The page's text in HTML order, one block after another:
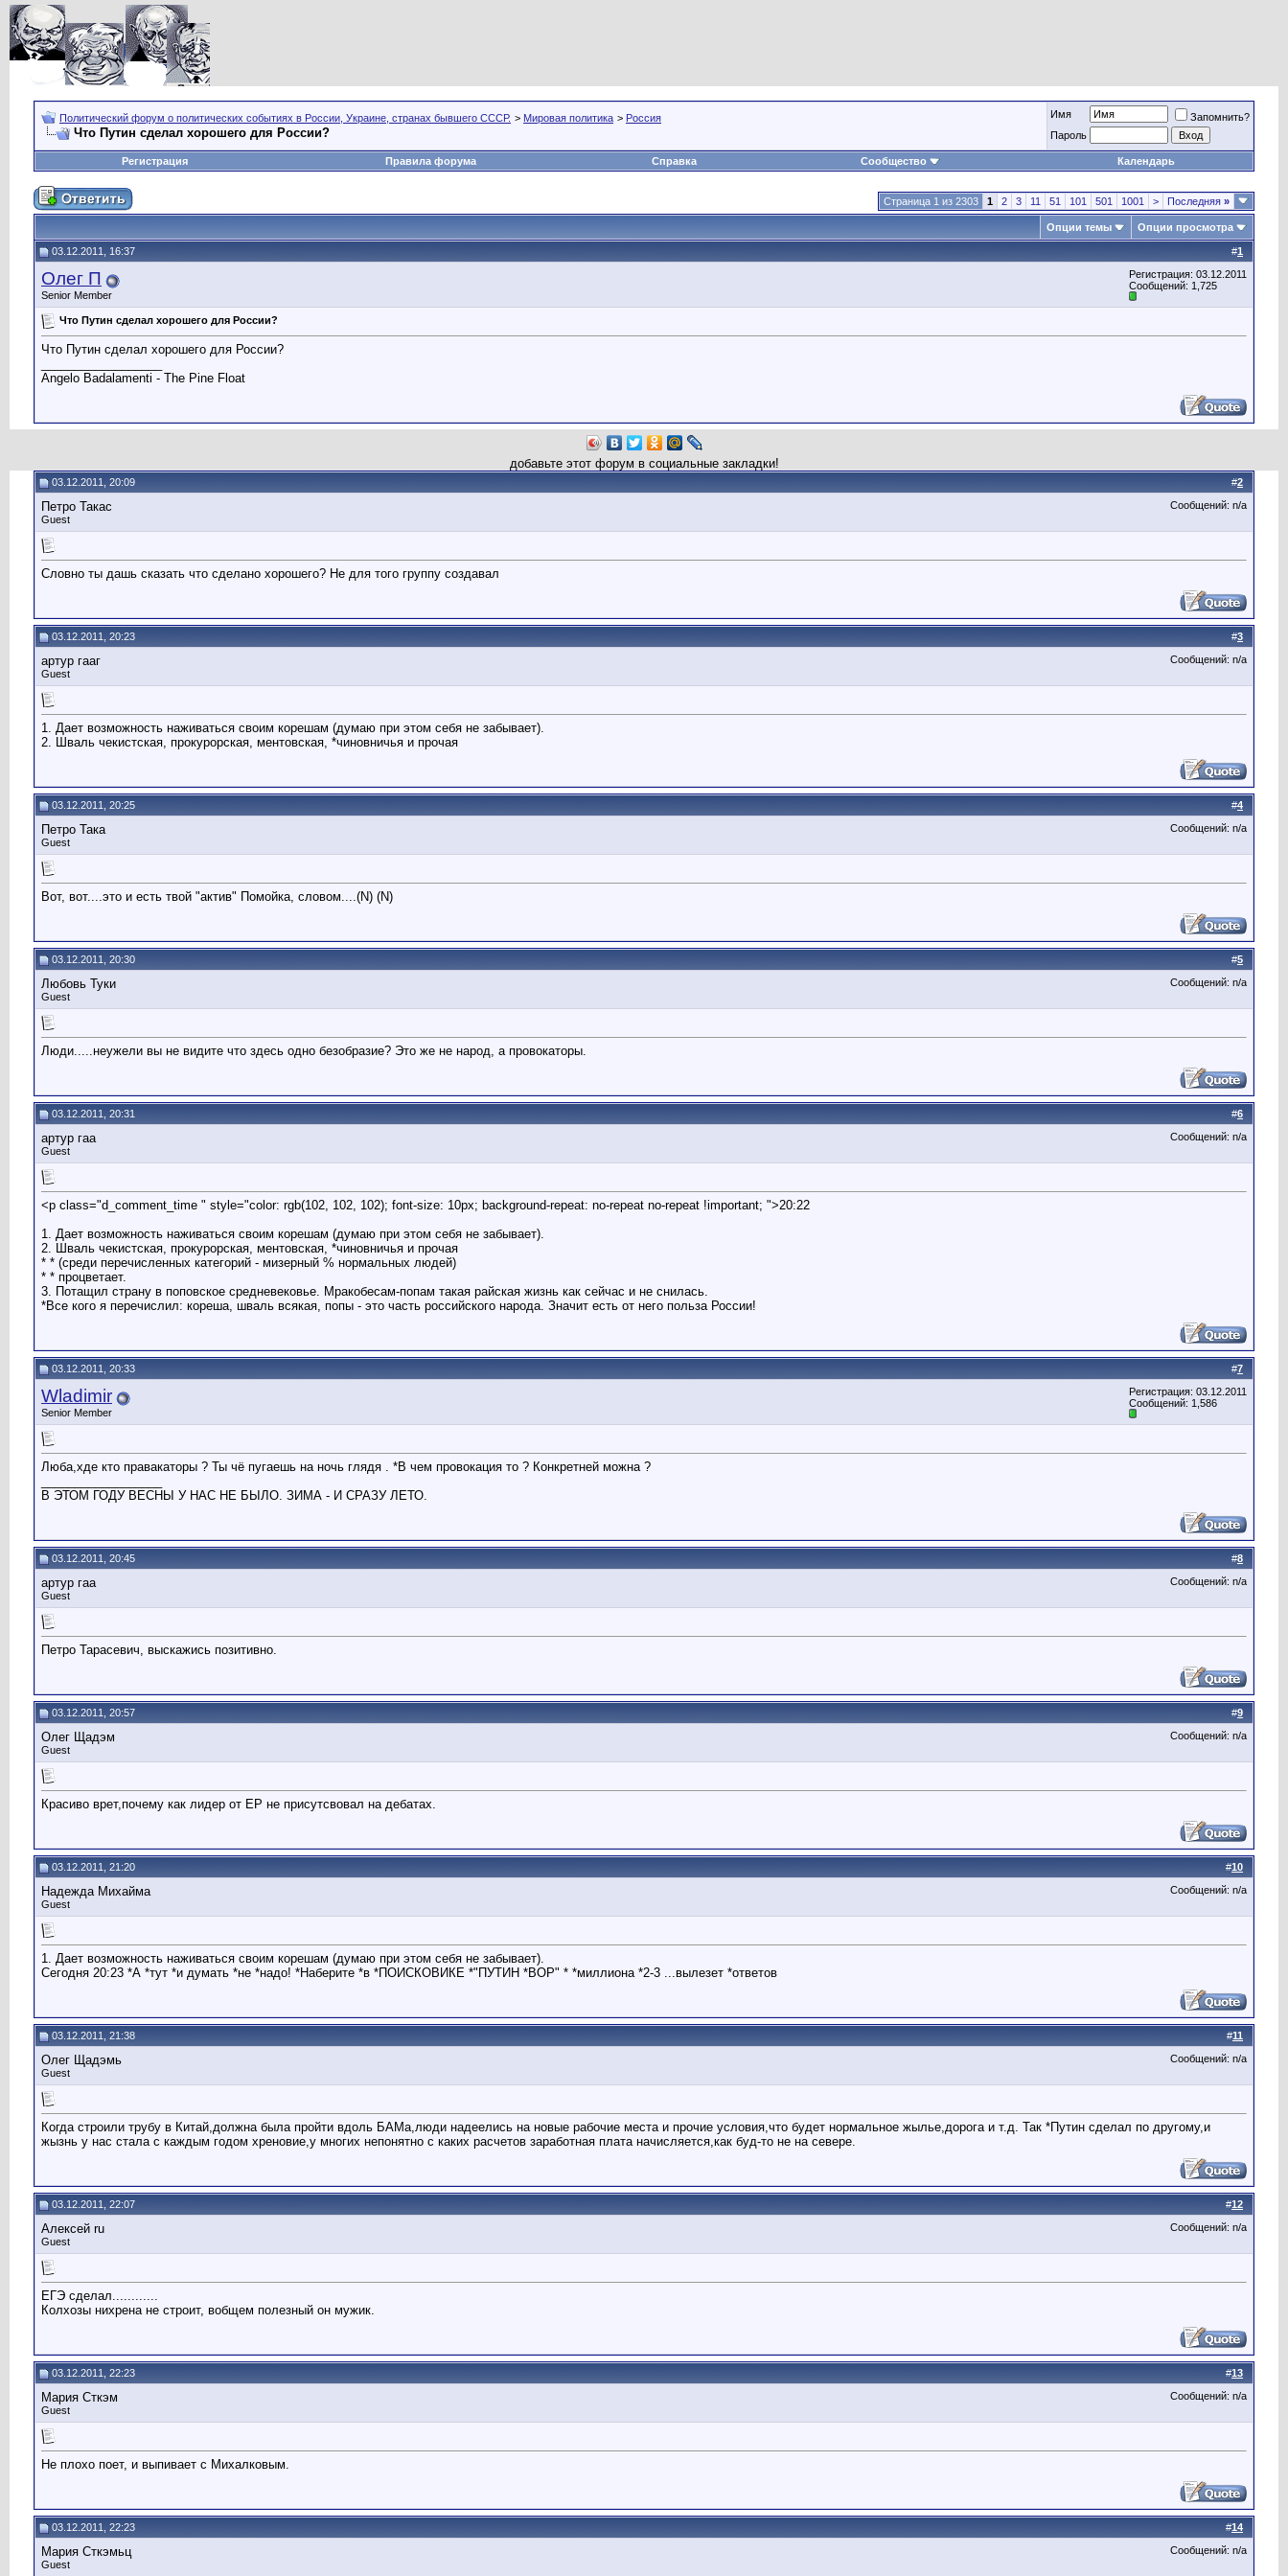
Политический форум о политических событиях в России, Украине, странах бывшего СССР. > Мировая политика > Россия
Что Путин сделал хорошего для России?
Имя
Запомнить?
Пароль
Регистрация Правила форума Справка Сообщество Календарь
Страница 1 из 2303 1 2 3 11 51 101 501 1001 > Последняя »
Опции темы Опции просмотра
#1
03.12.2011, 16:37
Олег П
Senior Member
Регистрация: 03.12.2011
Сообщений: 1,725
Что Путин сделал хорошего для России?
Что Путин сделал хорошего для России?
Angelo Badalamenti - The Pine Float
добавьте этот форум в социальные закладки!
#2
03.12.2011, 20:09
Петро Такас
Guest
Сообщений: n/a
Словно ты дашь сказать что сделано хорошего? Не для того группу создавал
#3
03.12.2011, 20:23
артур гааг
Guest
Сообщений: n/a
1. Дает возможность наживаться своим корешам (думаю при этом себя не забывает).
2. Шваль чекистская, прокурорская, ментовская, *чиновничья и прочая
#4
03.12.2011, 20:25
Петро Така
Guest
Сообщений: n/a
Вот, вот....это и есть твой "актив" Помойка, словом....(N) (N)
#5
03.12.2011, 20:30
Любовь Туки
Guest
Сообщений: n/a
Люди.....неужели вы не видите что здесь одно безобразие? Это же не народ, а провокаторы.
#6
03.12.2011, 20:31
артур гаа
Guest
Сообщений: n/a
<p class="d_comment_time " style="color: rgb(102, 102, 102); font-size: 10px; background-repeat: no-repeat no-repeat !important; ">20:22
1. Дает возможность наживаться своим корешам (думаю при этом себя не забывает).
2. Шваль чекистская, прокурорская, ментовская, *чиновничья и прочая
* * (среди перечисленных категорий - мизерный % нормальных людей)
* * процветает.
3. Потащил страну в поповское средневековье. Мракобесам-попам такая райская жизнь как сейчас и не снилась.
*Все кого я перечислил: кореша, шваль всякая, попы - это часть российского народа. Значит есть от него польза России!
#7
03.12.2011, 20:33
Wladimir
Senior Member
Регистрация: 03.12.2011
Сообщений: 1,586
Люба,хде кто правакаторы ? Ты чё пугаешь на ночь глядя . *В чем провокация то ? Конкретней можна ?
В ЭТОМ ГОДУ ВЕСНЫ У НАС НЕ БЫЛО. ЗИМА - И СРАЗУ ЛЕТО.
#8
03.12.2011, 20:45
артур гаа
Guest
Сообщений: n/a
Петро Тарасевич, выскажись позитивно.
#9
03.12.2011, 20:57
Олег Щадэм
Guest
Сообщений: n/a
Красиво врет,почему как лидер от ЕР не присутсвовал на дебатах.
#10
03.12.2011, 21:20
Надежда Михайма
Guest
Сообщений: n/a
1. Дает возможность наживаться своим корешам (думаю при этом себя не забывает).
Сегодня 20:23 *А *тут *и думать *не *надо! *Наберите *в *ПОИСКОВИКЕ *"ПУТИН *ВОР" * *миллиона *2-3 ...вылезет *ответов
#11
03.12.2011, 21:38
Олег Щадэмь
Guest
Сообщений: n/a
Когда строили трубу в Китай,должна была пройти вдоль БАМа,люди надеелись на новые рабочие места и прочие условия,что будет нормальное жылье,дорога и т.д. Так *Путин сделал по другому,и
жызнь у нас стала с каждым годом хреновие,у многих непонятно с каких расчетов заработная плата начисляется,как буд-то не на севере.
#12
03.12.2011, 22:07
Алексей ru
Guest
Сообщений: n/a
ЕГЭ сделал............
Колхозы нихрена не строит, вобщем полезный он мужик.
#13
03.12.2011, 22:23
Мария Сткэм
Guest
Сообщений: n/a
Не плохо поет, и выпивает с Михалковым.
#14
03.12.2011, 22:23
Мария Сткэмьц
Guest
Сообщений: n/a